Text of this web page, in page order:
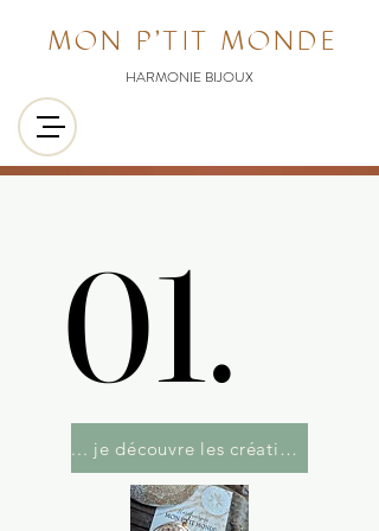
MON P'TIT MONDE
HARMONIE BIJOUX
01.
01.
... je découvre les créations